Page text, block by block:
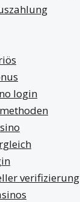
login
verifizierung